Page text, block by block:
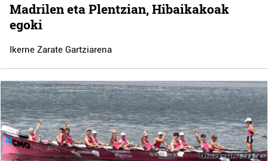
Madrilen eta Plentzian, Hibaikakoak
egoki
Ikerne Zarate Gartziarena